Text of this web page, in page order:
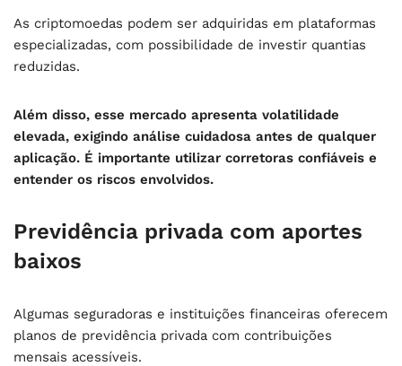
As criptomoedas podem ser adquiridas em plataformas
especializadas, com possibilidade de investir quantias
reduzidas.
Além disso, esse mercado apresenta volatilidade
elevada, exigindo análise cuidadosa antes de qualquer
aplicação. É importante utilizar corretoras confiáveis e
entender os riscos envolvidos.
Previdência privada com aportes
baixos
Algumas seguradoras e instituições financeiras oferecem
planos de previdência privada com contribuições
mensais acessíveis.